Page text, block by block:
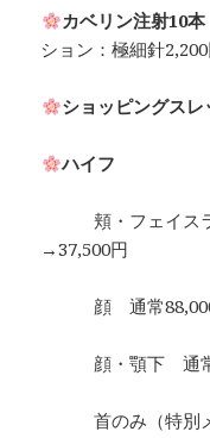
カベリン注射10本
ション：極細針2,200
ショッピングスレ
ハイフ
頬・フェイスラ
→37,500円
顔 通常
顔・顎下 通常
首のみ（特別メ